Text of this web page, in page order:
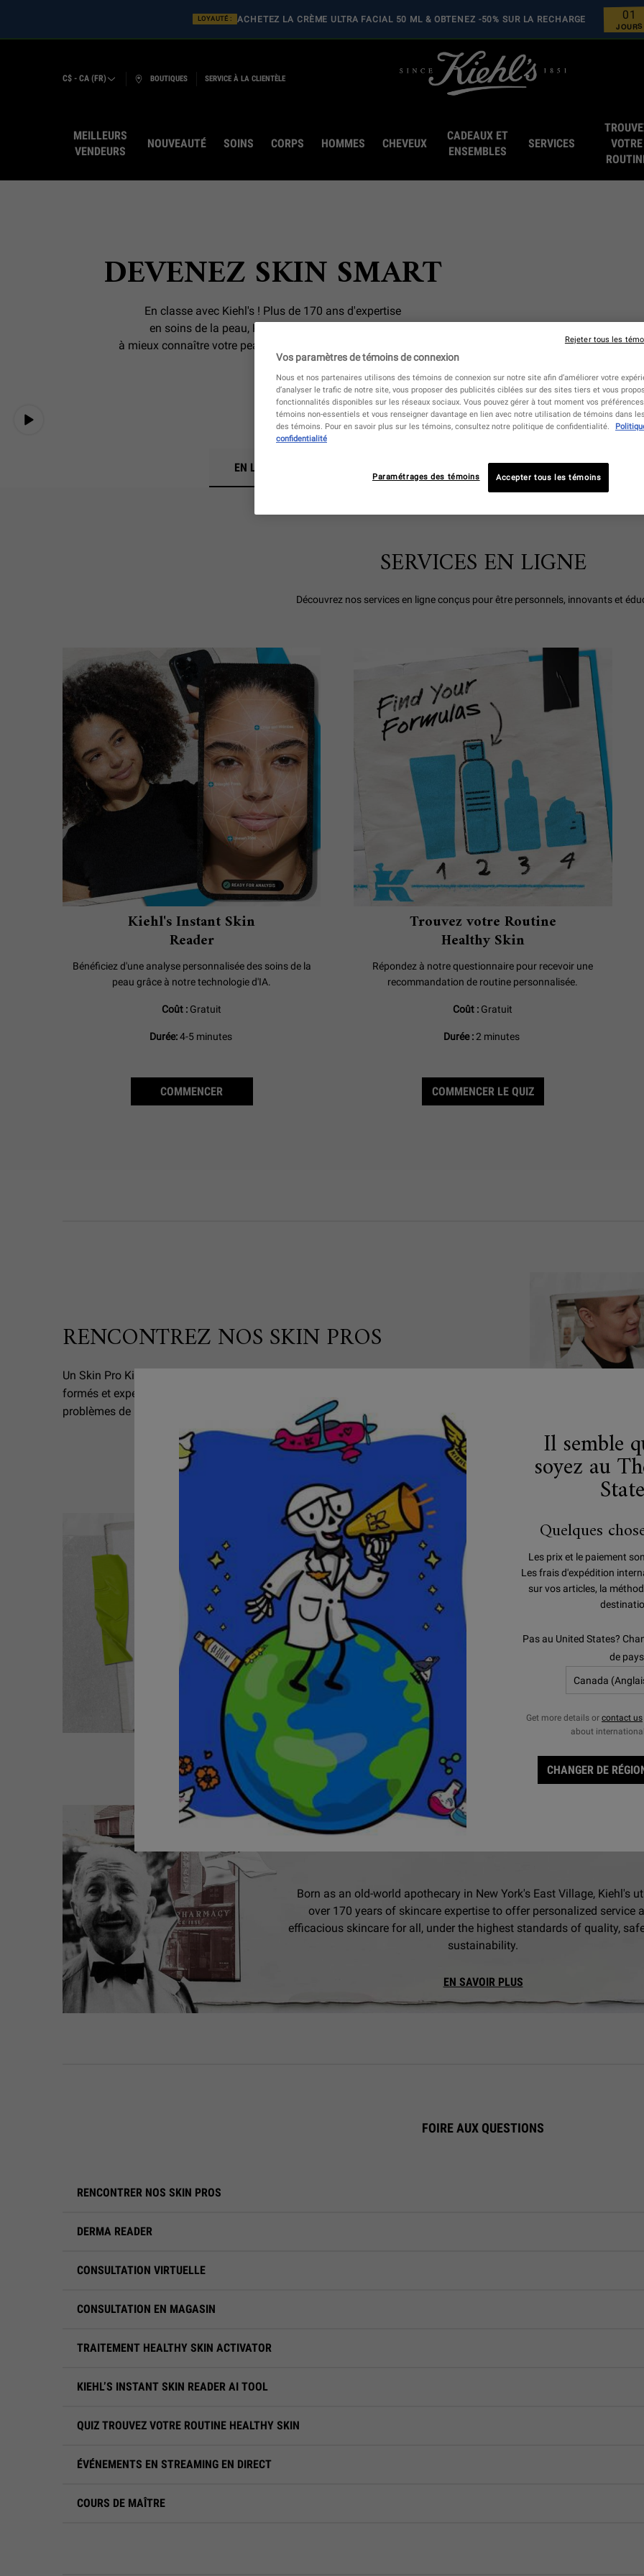
LOYAUTÉ : ACHETEZ LA CRÈME ULTRA FACIAL 50 ML & OBTENEZ -50% SUR LA RECHARGE
0
0
0
1
JOURS
C$ - CA (FR) BOUTIQUES SERVICE À LA CLIENTÈLE
MEILLEURS
VENDEURS
NOUVEAUTÉ SOINS CORPS HOMMES CHEVEUX
CADEAUX ET
ENSEMBLES
SERVICES
VOTRE
DEVENEZ SKIN SMART
En classe avec Kiehl's ! Plus de 170 ans d'expertise
en soins de la peau, Kiehl's est là pour vous aider
à mieux connaître votre peau, en apparence et en profondeur.
EN LIGNE ÉDUCATION SUR LES SOINS
SERVICES EN LIGNE
Découvrez nos services en ligne conçus pour être personnels, innovants et
Kiehl's Instant Skin
Reader
Bénéficiez d'une analyse personnalisée des soins de la
peau grâce à notre technologie d'IA.
Coût : Gratuit
Durée:4-5 minutes
COMMENCER
Trouvez votre Routine
Healthy Skin
Répondez à notre questionnaire pour recevoir une
recommandation de routine personnalisée.
Coût : Gratuit
Durée :2 minutes
COMMENCER LE QUIZ
RENCONTREZ NOS SKIN PROS
Un Skin Pro Kiehl's est l'un des 4 700 consultants en soins de la peau
formés et experts dans 67 pays qui se consacrent à résoudre tous vos
problèmes de peau.
LAISSEZ
OCCUPER
Experte de
directrice scientifique
dans notre
développement de
NOTRE HÉRITAGE
Born as an old-world apothecary in New York's East Village, Kiehl's
over 170 years of skincare expertise to offer personalized service
efficacious skincare for all, under the highest standards of quality,
sustainability.
EN SAVOIR PLUS
FOIRE AUX QUESTIONS
RENCONTRER NOS SKIN PROS
DERMA READER
CONSULTATION VIRTUELLE
CONSULTATION EN MAGASIN
TRAITEMENT HEALTHY SKIN ACTIVATOR
KIEHL’S INSTANT SKIN READER AI TOOL
QUIZ TROUVEZ VOTRE ROUTINE HEALTHY SKIN
ÉVÉNEMENTS EN STREAMING EN DIRECT
COURS DE MAÎTRE
Vos paramètres de témoins de connexion
Nous et nos partenaires utilisons des témoins de connexion sur notre site afin d’améliorer votre
d’analyser le trafic de notre site, vous proposer des publicités ciblées sur des sites tiers et vous
fonctionnalités disponibles sur les réseaux sociaux. Vous pouvez gérer à tout moment vos
témoins non-essentiels et vous renseigner davantage en lien avec notre utilisation de témoins dans
des témoins. Pour en savoir plus sur les témoins, consultez notre politique de confidentialité.
confidentialité
Accepter tous les témoins
Paramétrages des témoins
Rejeter tous les
Il semble
soyez au
Quelques
Les prix et le paiement
Les frais d'expédition
sur vos articles, la
Pas au United States?
de pays
Get more details or contact us
about
CHANGER DE